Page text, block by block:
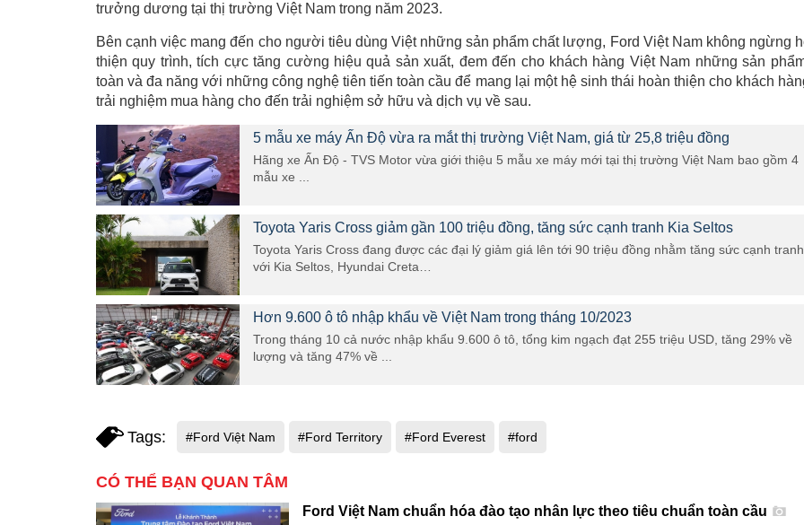
trưởng dương tại thị trường Việt Nam trong năm 2023.
Bên cạnh việc mang đến cho người tiêu dùng Việt những sản phẩm chất lượng, Ford Việt Nam không ngừng
thiện quy trình, tích cực tăng cường hiệu quả sản xuất, đem đến cho khách hàng Việt Nam những sản
toàn và đa năng với những công nghệ tiên tiến toàn cầu để mang lại một hệ sinh thái hoàn thiện cho khách
trải nghiệm mua hàng cho đến trải nghiệm sở hữu và dịch vụ về sau.
5 mẫu xe máy Ấn Độ vừa ra mắt thị trường Việt Nam, giá từ 25,8 triệu đồng
Hãng xe Ấn Độ - TVS Motor vừa giới thiệu 5 mẫu xe máy mới tại thị trường Việt Nam bao gồm 4
mẫu xe ...
Toyota Yaris Cross giảm gần 100 triệu đồng, tăng sức cạnh tranh Kia Seltos
Toyota Yaris Cross đang được các đại lý giảm giá lên tới 90 triệu đồng nhằm tăng sức cạnh tranh
với Kia Seltos, Hyundai Creta…
Hơn 9.600 ô tô nhập khẩu về Việt Nam trong tháng 10/2023
Trong tháng 10 cả nước nhập khẩu 9.600 ô tô, tổng kim ngạch đạt 255 triệu USD, tăng 29% về
lượng và tăng 47% về ...
Tags: #Ford Việt Nam #Ford Territory #Ford Everest #ford
CÓ THỂ BẠN QUAN TÂM
Ford Việt Nam chuẩn hóa đào tạo nhân lực theo tiêu chuẩn toàn cầu